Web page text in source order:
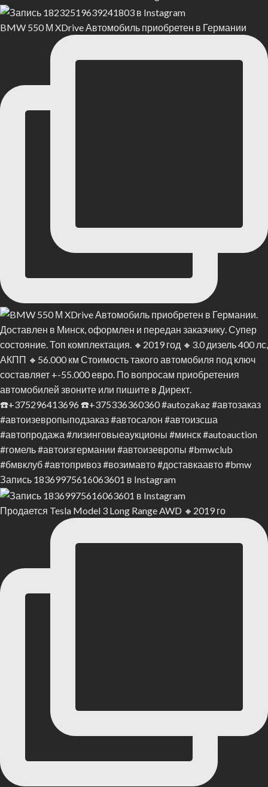
BMW 550 М XDrive Автомобиль приобретен в Германии
Запись 18369975616063601 в Instagram
Продается Tesla Model 3 Long Range AWD 🔸2019 го